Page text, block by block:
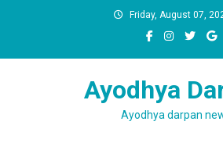
Friday, August 07,
Ayodhya
Ayodhya darpan